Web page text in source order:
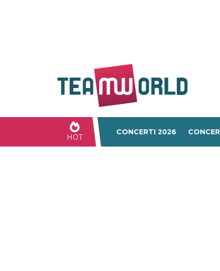
HOT
CONCERTI 2026